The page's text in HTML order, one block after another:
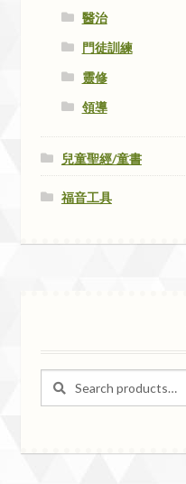
醫治
門徒訓練
靈修
領導
兒童聖經/童書
福音工具